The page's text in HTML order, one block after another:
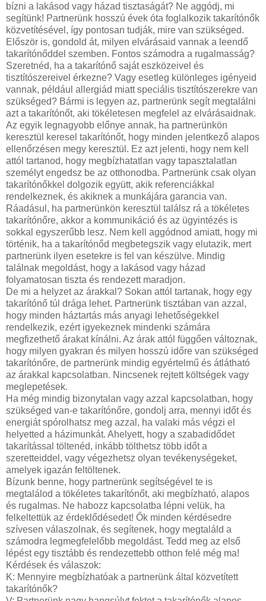
bízni a lakásod vagy házad tisztaságát? Ne aggódj, mi
segítünk! Partnerünk hosszú évek óta foglalkozik takarítónők
közvetítésével, így pontosan tudják, mire van szükséged.
Először is, gondold át, milyen elvárásaid vannak a leendő
takarítónőddel szemben. Fontos számodra a rugalmasság?
Szeretnéd, ha a takarítónő saját eszközeivel és
tisztítószereivel érkezne? Vagy esetleg különleges igényeid
vannak, például allergiád miatt speciális tisztítószerekre van
szükséged? Bármi is legyen az, partnerünk segít megtalálni
azt a takarítónőt, aki tökéletesen megfelel az elvárásaidnak.
Az egyik legnagyobb előnye annak, ha partnerünkön
keresztül keresel takarítónőt, hogy minden jelentkező alapos
ellenőrzésen megy keresztül. Ez azt jelenti, hogy nem kell
attól tartanod, hogy megbízhatatlan vagy tapasztalatlan
személyt engedsz be az otthonodba. Partnerünk csak olyan
takarítónőkkel dolgozik együtt, akik referenciákkal
rendelkeznek, és akiknek a munkájára garancia van.
Ráadásul, ha partnerünkön keresztül találsz rá a tökéletes
takarítónőre, akkor a kommunikáció és az ügyintézés is
sokkal egyszerűbb lesz. Nem kell aggódnod amiatt, hogy mi
történik, ha a takarítónőd megbetegszik vagy elutazik, mert
partnerünk ilyen esetekre is fel van készülve. Mindig
találnak megoldást, hogy a lakásod vagy házad
folyamatosan tiszta és rendezett maradjon.
De mi a helyzet az árakkal? Sokan attól tartanak, hogy egy
takarítónő túl drága lehet. Partnerünk tisztában van azzal,
hogy minden háztartás más anyagi lehetőségekkel
rendelkezik, ezért igyekeznek mindenki számára
megfizethető árakat kínálni. Az árak attól függően változnak,
hogy milyen gyakran és milyen hosszú időre van szükséged
takarítónőre, de partnerünk mindig egyértelmű és átlátható
az árakkal kapcsolatban. Nincsenek rejtett költségek vagy
meglepetések.
Ha még mindig bizonytalan vagy azzal kapcsolatban, hogy
szükséged van-e takarítónőre, gondolj arra, mennyi időt és
energiát spórolhatsz meg azzal, ha valaki más végzi el
helyetted a házimunkát. Ahelyett, hogy a szabadidődet
takarítással töltenéd, inkább tölthetsz több időt a
szeretteiddel, vagy végezhetsz olyan tevékenységeket,
amelyek igazán feltöltenek.
Bízunk benne, hogy partnerünk segítségével te is
megtalálod a tökéletes takarítónőt, aki megbízható, alapos
és rugalmas. Ne habozz kapcsolatba lépni velük, ha
felkeltettük az érdeklődésedet! Ők minden kérdésedre
szívesen válaszolnak, és segítenek, hogy megtaláld a
számodra legmegfelelőbb megoldást. Tedd meg az első
lépést egy tisztább és rendezettebb otthon felé még ma!
Kérdések és válaszok:
K: Mennyire megbízhatóak a partnerünk által közvetített
takarítónők?